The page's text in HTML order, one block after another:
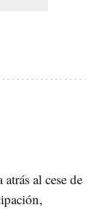
al cese de